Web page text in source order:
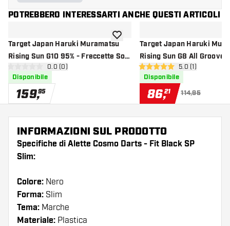
POTREBBERO INTERESSARTI ANCHE QUESTI ARTICOLI
Target Japan Haruki Muramatsu
Rising Sun G10 95% - Freccette Soft
apri pannello recensioni
0 stelle di valutazione
0.0 (0)
Disponibile
159,95
aggiungi alla lista dei desideri
Target Japan Haruki
Rising Sun G8 All Grooved
Freccette Soft Darts
apri pannello
5 stelle di valutazione
5.0 (1)
Disponibile
86,21 114,95
INFORMAZIONI SUL PRODOTTO
Specifiche di Alette Cosmo Darts - Fit Black SP
Slim:
Colore: Nero
Forma: Slim
Tema: Marche
Materiale: Plastica